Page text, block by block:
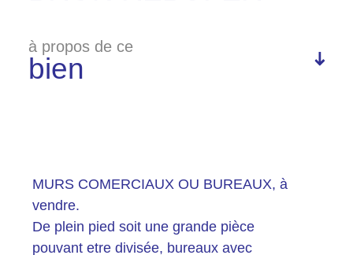
à propos de ce
bien
financières
MURS COMERCIAUX OU BUREAUX, à
vendre.
De plein pied soit une grande pièce
pouvant etre divisée, bureaux avec